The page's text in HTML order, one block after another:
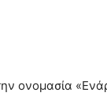
ονομασία